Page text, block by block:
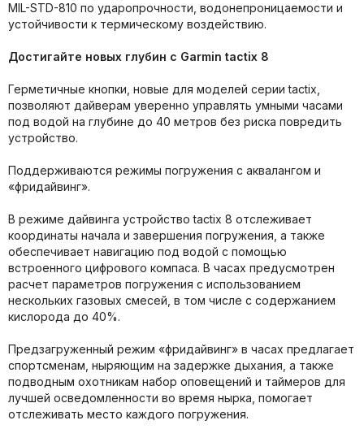
MIL-STD-810 по ударопрочности, водонепроницаемости и
устойчивости к термическому воздействию.
Достигайте новых глубин с Garmin tactix 8
Герметичные кнопки, новые для моделей серии tactix,
позволяют дайверам уверенно управлять умными часами
под водой на глубине до 40 метров без риска повредить
устройство.
Поддерживаются режимы погружения с аквалангом и
«фридайвинг».
В режиме дайвинга устройство tactix 8 отслеживает
координаты начала и завершения погружения, а также
обеспечивает навигацию под водой с помощью
встроенного цифрового компаса. В часах предусмотрен
расчет параметров погружения с использованием
нескольких газовых смесей, в том числе с содержанием
кислорода до 40%.
Предзагруженный режим «фридайвинг» в часах предлагает
спортсменам, ныряющим на задержке дыхания, а также
подводным охотникам набор оповещений и таймеров для
лучшей осведомленности во время нырка, помогает
отслеживать место каждого погружения.